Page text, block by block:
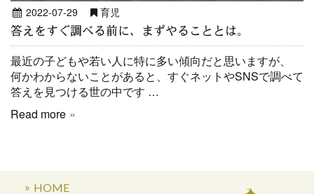
2022-07-29 育児
答えをすぐ調べる前に、まずやることとは。
最近の子どもや若い人に特に多い傾向だと思いますが、
何かわからないことがあると、すぐネットやSNSで調べて
答えを見つける世の中です …
Read more
HOME